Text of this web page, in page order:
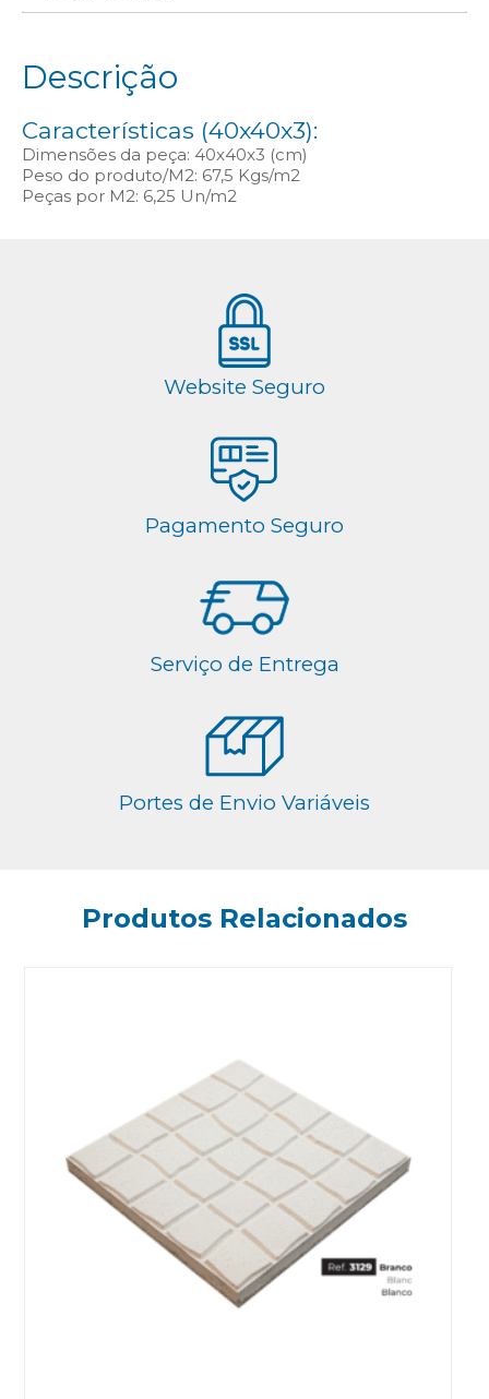
Descrição
Características (40x40x3):
Dimensões da peça: 40x40x3 (cm)
Peso do produto/M2: 67,5 Kgs/m2
Peças por M2: 6,25 Un/m2
Website Seguro
Pagamento Seguro
Serviço de Entrega
Portes de Envio Variáveis
Produtos Relacionados